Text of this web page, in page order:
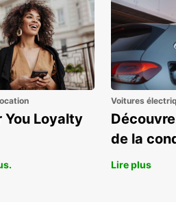
You Loyalty
Voitures
de la
Lire plus